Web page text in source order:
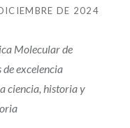
DE 2024
Molecular de
excelencia
ciencia, historia y